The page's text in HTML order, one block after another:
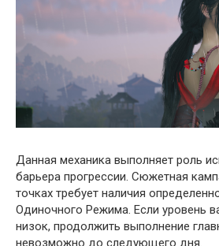
Данная механика выполняет роль
барьера прогрессии. Сюжетная
точках требует наличия
Одиночного Режима. Если уровень
низок, продолжить выполнение
невозможно до следующего дня.